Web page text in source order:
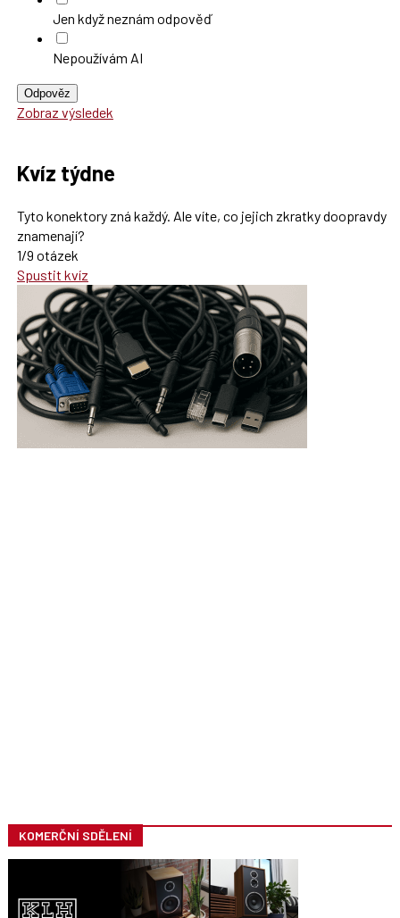
Jen když neznám odpověď
Nepoužívám AI
Odpověz
Zobraz výsledek
Kvíz týdne
Tyto konektory zná každý. Ale víte, co jejich zkratky doopravdy
znamenají?
1/9 otázek
Spustit kvíz
KOMERČNÍ SDĚLENÍ